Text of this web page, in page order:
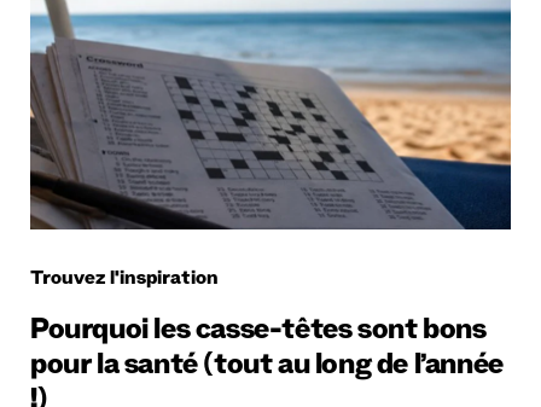
Trouvez l'inspiration
Pourquoi les casse-têtes sont bons
pour la santé (tout au long de l’année